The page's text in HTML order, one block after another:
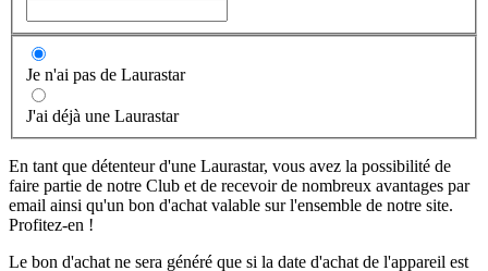
Je n'ai pas de Laurastar
J'ai déjà une Laurastar
En tant que détenteur d'une Laurastar, vous avez la possibilité de
faire partie de notre Club et de recevoir de nombreux avantages par
email ainsi qu'un bon d'achat valable sur l'ensemble de notre site.
Profitez-en !
Le bon d'achat ne sera généré que si la date d'achat de l'appareil est